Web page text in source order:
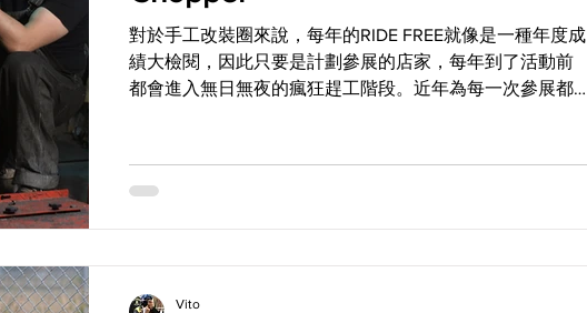
對於手工改裝圈來說，每年的RIDE FREE就像是一種年度成
績大檢閱，因此只要是計劃參展的店家，每年到了活動前
都會進入無日無夜的瘋狂趕工階段。近年為每一次參展都
Vito